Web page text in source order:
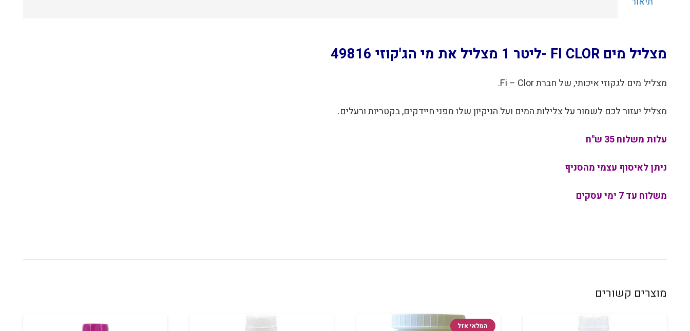
מצליל מים FI CLOR -ליטר 1 מצליל את מי הג'קוזי 49816
מצליל מים לגקוזי איכותי, של חברת Fi – Clor.
מצליל יעזור לכם לשמור על צלילות המים ועל הניקיון שלו מפני חיידקים, בקטריות ורעלים.
עלות משלוח 35 ש"ח
ניתן לאיסוף עצמי מהסניף
משלוח עד 7 ימי עסקים
מוצרים קשורים
המלאי אזל